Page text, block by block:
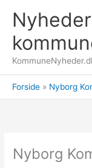
indholdet
Forside Nyborg
Nyborg